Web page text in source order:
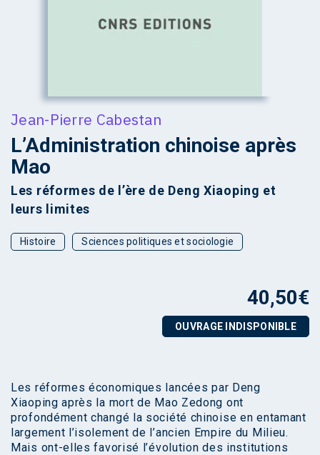
Jean-Pierre Cabestan
L’Administration chinoise après
Mao
Les réformes de l’ère de Deng Xiaoping et
leurs limites
Histoire Sciences politiques et sociologie
40,50€
OUVRAGE INDISPONIBLE
Les réformes économiques lancées par Deng
Xiaoping après la mort de Mao Zedong ont
profondément changé la société chinoise en entamant
largement l’isolement de l’ancien Empire du Milieu.
Mais ont-elles favorisé l’évolution des institutions